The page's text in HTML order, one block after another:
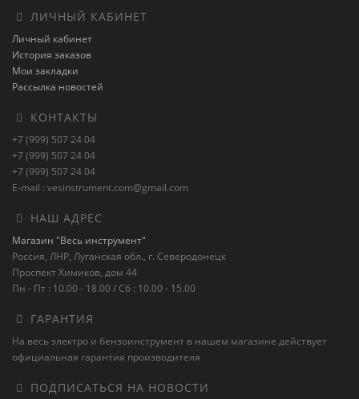
ЛИЧНЫЙ КАБИНЕТ
Личный кабинет
История заказов
Мои закладки
Рассылка новостей
КОНТАКТЫ
+7 (999) 507 24 04
+7 (999) 507 24 04
+7 (999) 507 24 04
E-mail : vesinstrument.com@gmail.com
НАШ АДРЕС
Магазин "Весь инструмент"
Россия, ЛНР, Луганская обл., г. Северодонецк
Проспект Химиков, дом 44
Пн - Пт : 10.00 - 18.00 / Сб : 10.00 - 15.00
ГАРАНТИЯ
На весь электро и бензоинструмент в нашем магазине действует
официальная гарантия производителя
ПОДПИСАТЬСЯ НА НОВОСТИ